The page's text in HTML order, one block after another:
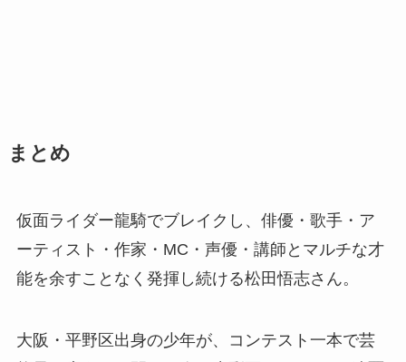
まとめ
仮面ライダー龍騎でブレイクし、俳優・歌手・ア
ーティスト・作家・MC・声優・講師とマルチな才
能を余すことなく発揮し続ける松田悟志さん。
大阪・平野区出身の少年が、コンテスト一本で芸